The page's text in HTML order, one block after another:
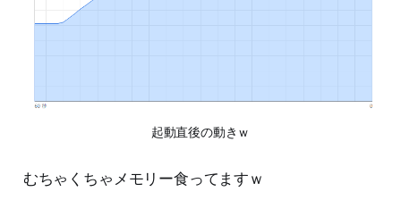
起動直後の動きｗ
むちゃくちゃメモリー食ってますｗ